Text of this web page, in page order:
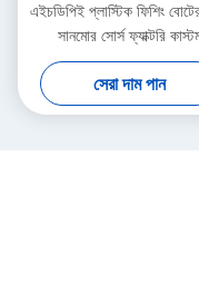
এইচডিপিই প্লাস্টিক ফিশিং
সানমোর সোর্স ফ্যাক্টরি
রোটোমোল্ডিং বোট ছাঁচ
সেরা দাম পান